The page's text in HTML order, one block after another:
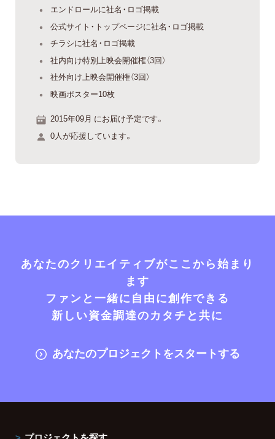
エンドロールに社名・ロゴ掲載
公式サイト・トップページに社名・ロゴ掲載
チラシに社名・ロゴ掲載
社内向け特別上映会開催権（3回）
社外向け上映会開催権（3回）
映画ポスター10枚
2015年09月 にお届け予定です。
0人が応援しています。
あなたのクリエイティブがここから始まり
ます
ファンと一緒に自由に創作できる
新しい資金調達のカタチと共に
あなたのプロジェクトをスタートする